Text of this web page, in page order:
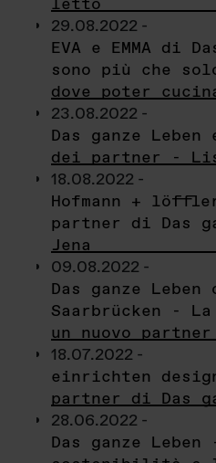
29.08.2022 -
EVA e EMMA di
sono più che
dove poter
23.08.2022 -
Das ganze
dei partner -
18.08.2022 -
Hofmann +
partner di Das
Jena
09.08.2022 -
Das ganze Leben
Saarbrücken -
un nuovo partner
18.07.2022 -
einrichten
partner di Das
28.06.2022 -
Das ganze Leben